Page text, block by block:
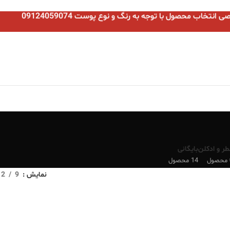
محصول با توجه به رنگ و نوع پوست 09124059074
و ادکلنبایگانی
14 محصول
نمایش 9